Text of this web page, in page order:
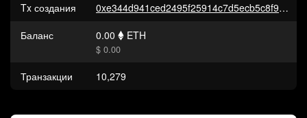
Tx создания
0xe344d941ced2495f25914c7d5ecb5c8f90e2481df0e562da82d480c0eef08aa9
Баланс
0.00 ETH
$ 0.00
Транзакции 10,279